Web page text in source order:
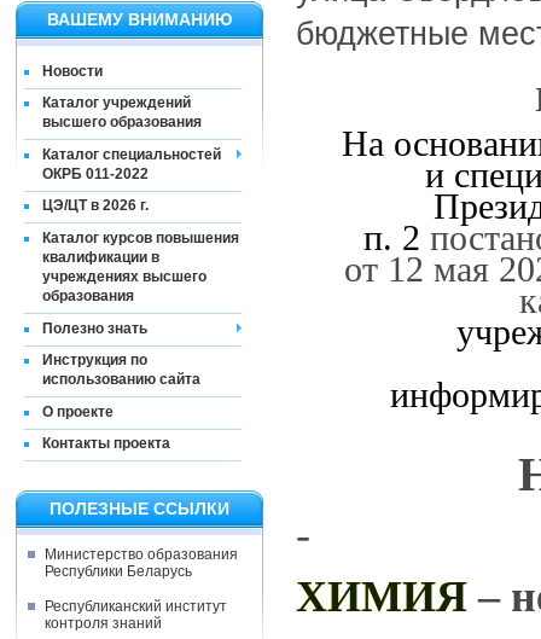
ВАШЕМУ ВНИМАНИЮ
Новости
Каталог учреждений
высшего образования
Каталог специальностей
ОКРБ 011-2022
ЦЭ/ЦТ в 2026 г.
Каталог курсов повышения
квалификации в
учреждениях высшего
образования
Полезно знать
Инструкция по
использованию сайта
О проекте
Контакты проекта
ПОЛЕЗНЫЕ ССЫЛКИ
Министерство образования
Республики Беларусь
Республиканский институт
контроля знаний
бюджетные
На
и
п. 2
от 12 мая
-
ХИМИЯ –